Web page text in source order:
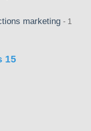
marketing
1
15